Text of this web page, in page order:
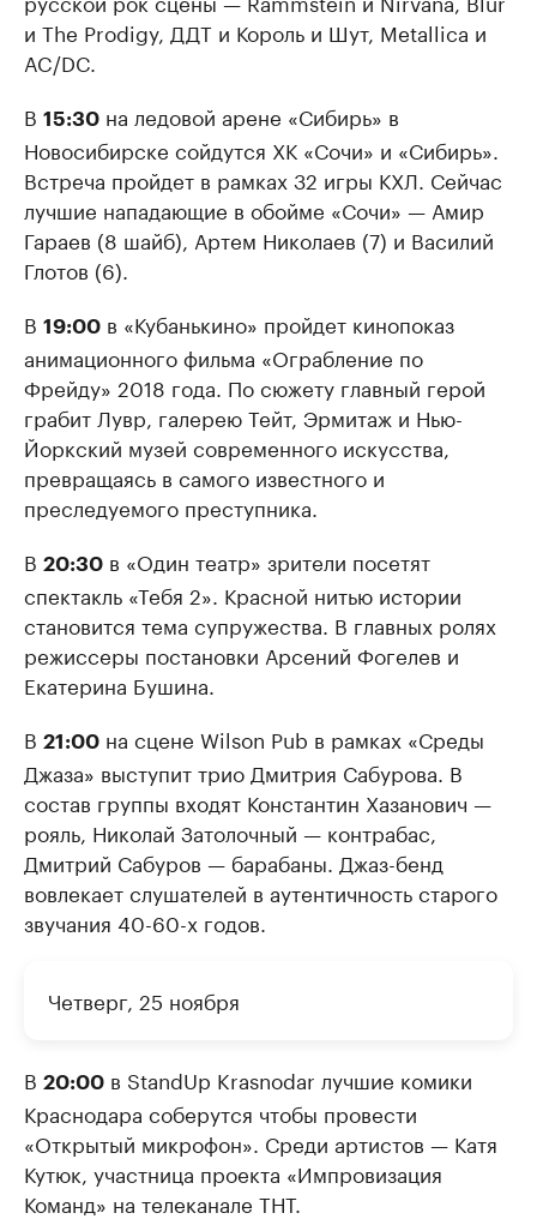
и The Prodigy, ДДТ и Король и Шут, Metallica и
AC/DC.
В 15:30 на ледовой арене «Сибирь» в
Новосибирске сойдутся ХК «Сочи» и «Сибирь».
Встреча пройдет в рамках 32 игры КХЛ. Сейчас
лучшие нападающие в обойме «Сочи» — Амир
Гараев (8 шайб), Артем Николаев (7) и Василий
Глотов (6).
В 19:00 в «Кубанькино» пройдет кинопоказ
анимационного фильма «Ограбление по
Фрейду» 2018 года. По сюжету главный герой
грабит Лувр, галерею Тейт, Эрмитаж и Нью-
Йоркский музей современного искусства,
превращаясь в самого известного и
преследуемого преступника.
В 20:30 в «Один театр» зрители посетят
спектакль «Тебя 2». Красной нитью истории
становится тема супружества. В главных ролях
режиссеры постановки Арсений Фогелев и
Екатерина Бушина.
В 21:00 на сцене Wilson Pub в рамках «Среды
Джаза» выступит трио Дмитрия Сабурова. В
состав группы входят Константин Хазанович —
рояль, Николай Затолочный — контрабас,
Дмитрий Сабуров — барабаны. Джаз-бенд
вовлекает слушателей в аутентичность старого
звучания 40-60-х годов.
Четверг, 25 ноября
В 20:00 в StandUp Krasnodar лучшие комики
Краснодара соберутся чтобы провести
«Открытый микрофон». Среди артистов — Катя
Кутюк, участница проекта «Импровизация
Команд» на телеканале ТНТ.